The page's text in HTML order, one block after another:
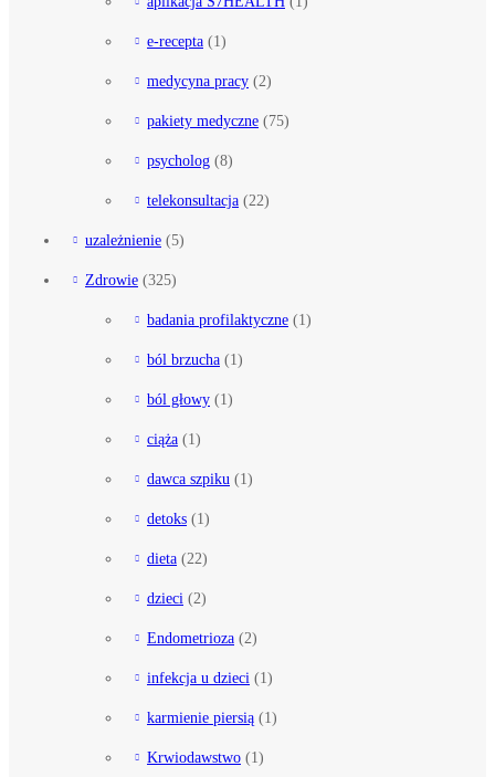
e-recepta (1)
medycyna pracy (2)
pakiety medyczne (75)
psycholog (8)
telekonsultacja (22)
uzależnienie (5)
Zdrowie (325)
badania profilaktyczne (1)
ból brzucha (1)
ból głowy (1)
ciąża (1)
dawca szpiku (1)
detoks (1)
dieta (22)
dzieci (2)
Endometrioza (2)
infekcja u dzieci (1)
karmienie piersią (1)
Krwiodawstwo (1)